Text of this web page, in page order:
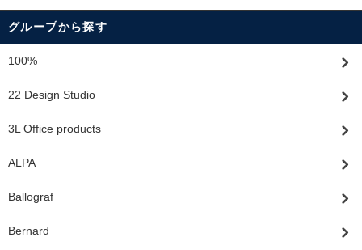
グループから探す
100%
22 Design Studio
3L Office products
ALPA
Ballograf
Bernard